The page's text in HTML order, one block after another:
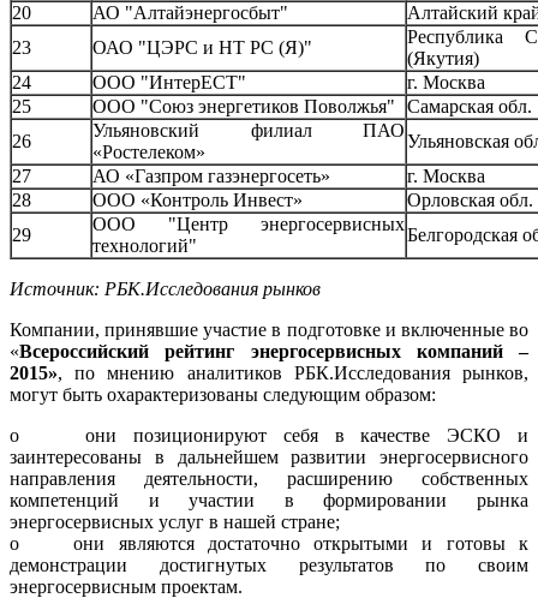
20
АО "Алтайэнергосбыт"
Алтайский
23
ОАО "ЦЭРС и НТ РС (Я)"
Республика
(Якутия)
24
ООО "ИнтерЕСТ"
г. Москва
25
ООО "Союз энергетиков Поволжья"
Самарская обл.
26
Ульяновский филиал ПАО
«Ростелеком»
Ульяновская
27
АО «Газпром газэнергосеть»
г. Москва
28
ООО «Контроль Инвест»
Орловская обл.
29
ООО "Центр энергосервисных
технологий"
Белгородская
Источник: РБК.Исследования рынков
Компании, принявшие участие в подготовке и включенные во
«Всероссийский рейтинг энергосервисных компаний –
2015», по мнению аналитиков РБК.Исследования рынков,
могут быть охарактеризованы следующим образом:
o они позиционируют себя в качестве ЭСКО и
заинтересованы в дальнейшем развитии энергосервисного
направления деятельности, расширению собственных
компетенций и участии в формировании рынка
энергосервисных услуг в нашей стране;
o они являются достаточно открытыми и готовы к
демонстрации достигнутых результатов по своим
энергосервисным проектам.